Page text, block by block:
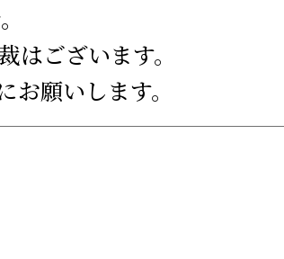
はございます。
願いします。